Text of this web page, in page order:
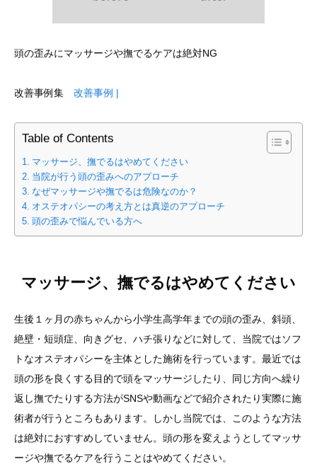
頭の歪みにマッサージや撫でるケアは絶対NG
改善事例集 改善事例 |
Table of Contents
マッサージ、撫でるはやめてください
当院が行う頭の歪みへのアプローチ
なぜマッサージや撫でるは危険なのか？
オステオパシーの考え方とは真逆のアプローチ
頭の歪みで悩んでいる方へ
マッサージ、撫でるはやめてください
生後１ヶ月の赤ちゃんから小学生高学年までの頭の歪み、斜頭、
絶壁・短頭症、向きグセ、ハチ張りなどに対して、当院ではソフ
トなオステオパシーを主体とした施術を行っています。最近では
頭の形を良くする目的で頭をマッサージしたり、同じ方向へ繰り
返し撫でたりする方法がSNSや動画などで紹介されたり実際に施
術者が行うところもあります。しかし当院では、このような方法
は絶対におすすめしていません。頭の形を変えようとしてマッサ
ージや撫でるケアを行うことはやめてください。